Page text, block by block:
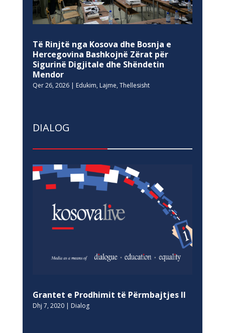
Të Rinjtë nga Kosova dhe Bosnja e
Hercegovina Bashkojnë Zërat për
Sigurinë Digjitale dhe Shëndetin
Mendor
Qer 26, 2026| Edukim, Lajme, Thellesisht
DIALOG
Grantet e Prodhimit të Përmbajtjes II
Dhj 7, 2020| Dialog